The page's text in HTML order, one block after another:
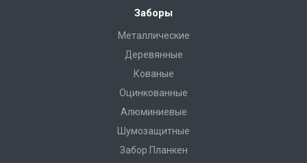
Заборы
Металлические
Деревянные
Кованые
Оцинкованные
Алюминиевые
Шумозащитные
Забор Планкен